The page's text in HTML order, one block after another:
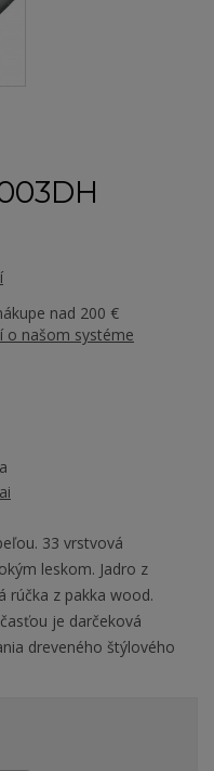
nad 200 €
o našom systéme
33 vrstvová
leskom. Jadro z
rúčka z pakka wood.
je darčeková
dreveného štýlového